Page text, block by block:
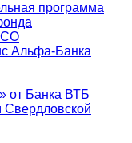
программа
Альфа-Банка
от Банка ВТБ